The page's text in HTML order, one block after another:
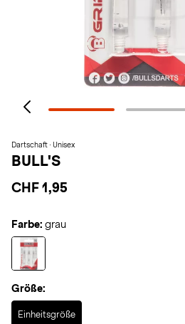
Dartschaft · Unisex
BULL'S
CHF 1,95
Farbe: grau
Größe:
Einheitsgröße
Selected